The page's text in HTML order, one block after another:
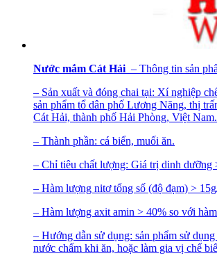
Nước mắm Cát Hải – Thông tin sản
– Sản xuất và đóng chai tại: Xí nghiệp
sản phẩm tổ dân phố Lương Năng, thị
Cát Hải, thành phố Hải Phòng, Việt Nam.
– Thành phần: cá biển, muối ăn.
– Chỉ tiêu chất lượng: Giá trị dinh dưỡng
– Hàm lượng nitơ tổng số (độ đạm) >
– Hàm lượng axit amin > 40% so với
– Hướng dẫn sử dụng: sản phẩm sử
nước chấm khi ăn, hoặc làm gia vị chế